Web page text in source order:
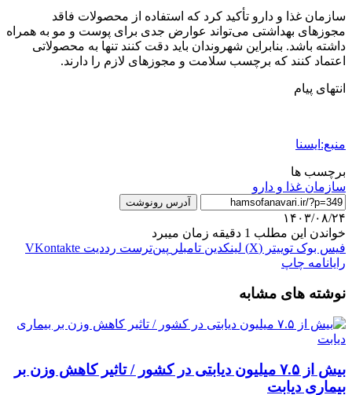
سازمان غذا و دارو تأکید کرد که استفاده از محصولات فاقد
مجوزهای بهداشتی می‌تواند عوارض جدی برای پوست و مو به همراه
داشته باشد. بنابراین شهروندان باید دقت کنند تنها به محصولاتی
اعتماد کنند که برچسب سلامت و مجوزهای لازم را دارند.
انتهای پیام
منبع:ایسنا
برچسب ها
سازمان غذا و دارو
آدرس رونوشت
۱۴۰۳/۰۸/۲۴
خواندن این مطلب 1 دقیقه زمان میبرد
فیس بوک توییتر (X) لینکدین ‫تامبلر ‫پین‌ترست ‫رددیت ‫VKontakte
رایانامه چاپ
نوشته های مشابه
بیش از ۷.۵ میلیون دیابتی در کشور / تاثیر کاهش وزن بر
بیماری دیابت